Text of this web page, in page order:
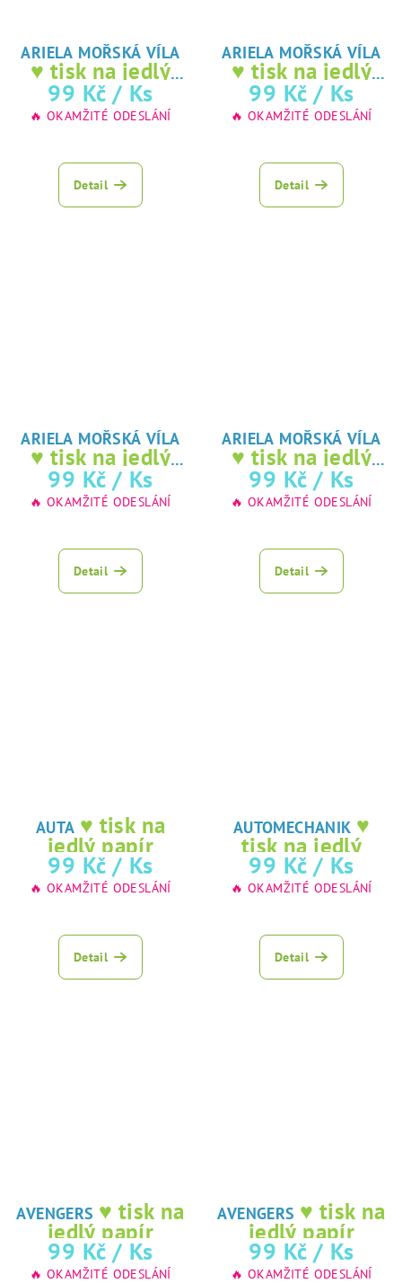
ARIELA MOŘSKÁ VÍLA
♥ tisk na jedlý
papír
99 Kč / Ks
🔥 OKAMŽITÉ ODESLÁNÍ
Detail
ARIELA MOŘSKÁ VÍLA
♥ tisk na jedlý
papír
99 Kč / Ks
🔥 OKAMŽITÉ ODESLÁNÍ
Detail
ARIELA MOŘSKÁ VÍLA
♥ tisk na jedlý
papír
99 Kč / Ks
🔥 OKAMŽITÉ ODESLÁNÍ
Detail
ARIELA MOŘSKÁ VÍLA
♥ tisk na jedlý
papír
99 Kč / Ks
🔥 OKAMŽITÉ ODESLÁNÍ
Detail
AUTA ♥ tisk na
jedlý papír
99 Kč / Ks
🔥 OKAMŽITÉ ODESLÁNÍ
Detail
AUTOMECHANIK ♥
tisk na jedlý
papír
99 Kč / Ks
🔥 OKAMŽITÉ ODESLÁNÍ
Detail
AVENGERS ♥ tisk na
jedlý papír
99 Kč / Ks
🔥 OKAMŽITÉ ODESLÁNÍ
AVENGERS ♥ tisk na
jedlý papír
99 Kč / Ks
🔥 OKAMŽITÉ ODESLÁNÍ